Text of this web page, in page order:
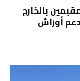
بالخارج
أوراش